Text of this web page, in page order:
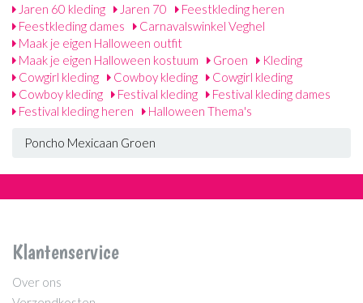
Jaren 60 kleding
Jaren 70
Feestkleding heren
Feestkleding dames
Carnavalswinkel Veghel
Maak je eigen Halloween outfit
Maak je eigen Halloween kostuum
Groen
Kleding
Cowgirl kleding
Cowboy kleding
Cowgirl kleding
Cowboy kleding
Festival kleding
Festival kleding dames
Festival kleding heren
Halloween Thema's
Poncho Mexicaan Groen
Klantenservice
Over ons